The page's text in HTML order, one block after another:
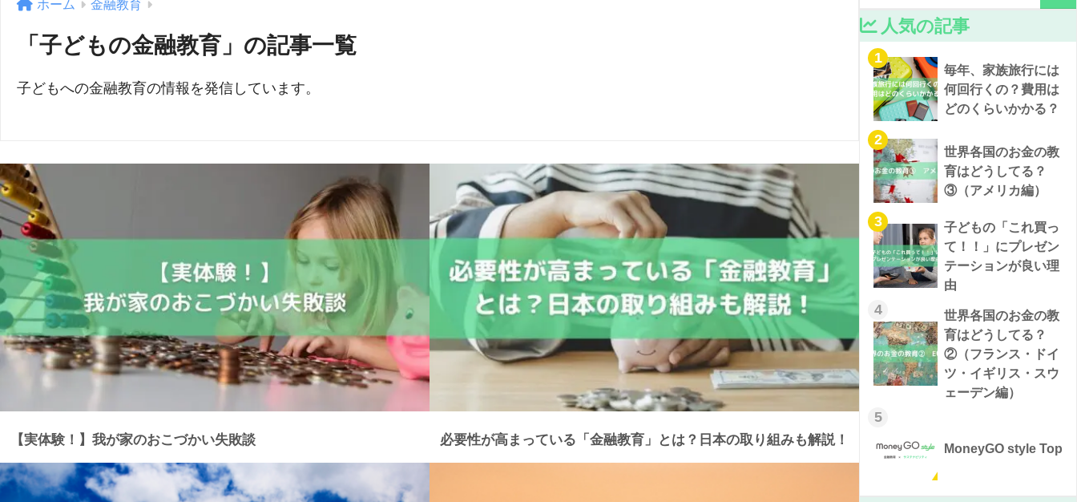
ホーム 金融教育
「子どもの金融教育」の記事一覧
子どもへの金融教育の情報を発信しています。
【実体験！】我が家のおこづかい失敗談 必要性が高まっている「金融教育」とは？日本の取り組みも解説！
人気の記事
1
毎年、家族旅行には
何回行くの？費用は
どのくらいかかる？
2
世界各国のお金の教
育はどうしてる？
③（アメリカ編）
3
子どもの「これ買っ
て！！」にプレゼン
テーションが良い理
由
4
世界各国のお金の教
育はどうしてる？
②（フランス・ドイ
ツ・イギリス・スウ
ェーデン編）
5
MoneyGO style Top